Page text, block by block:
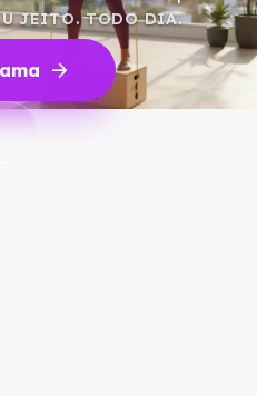
JEITO. TODO DIA.
arrow_forward